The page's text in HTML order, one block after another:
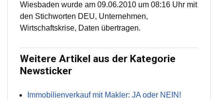
Wiesbaden wurde am 09.06.2010 um 08:16 Uhr mit
den Stichworten DEU, Unternehmen,
Wirtschaftskrise, Daten übertragen.
Weitere Artikel aus der Kategorie
Newsticker
Immobilienverkauf mit Makler: JA oder NEIN!